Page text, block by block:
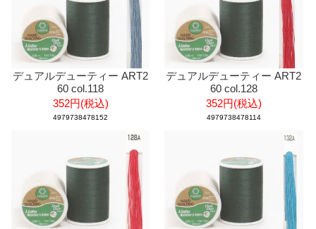
デュアルデューティー ART2
60 col.118
352円(税込)
4979738478152
デュアルデューティー ART2
60 col.128
352円(税込)
4979738478114